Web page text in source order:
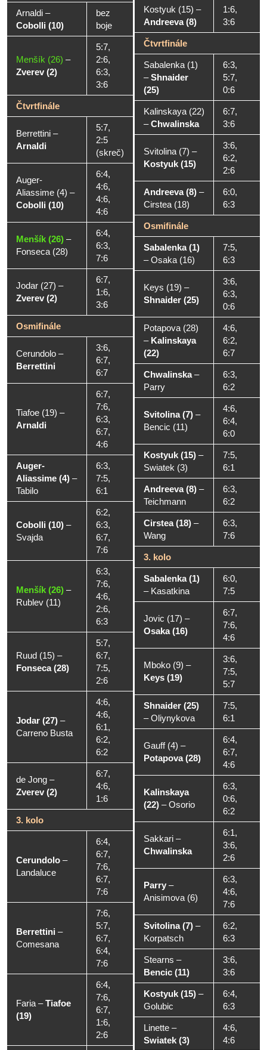
Arnaldi –
Cobolli (10)
bez
boje
Menšík (26) –
Zverev (2)
5:7,
2:6,
6:3,
3:6
Čtvrtfinále
Berrettini –
Arnaldi
5:7,
2:5
(skreč)
Auger-
Aliassime (4) –
Cobolli (10)
6:4,
4:6,
4:6,
4:6
Menšík (26) –
Fonseca (28)
6:4,
6:3,
7:6
Jodar (27) –
Zverev (2)
6:7,
1:6,
3:6
Osmifinále
Cerundolo –
Berrettini
3:6,
6:7,
6:7
Tiafoe (19) –
Arnaldi
6:7,
7:6,
6:3,
6:7,
4:6
Auger-
Aliassime (4) –
Tabilo
6:3,
7:5,
6:1
Cobolli (10) –
Svajda
6:2,
6:3,
6:7,
7:6
Menšík (26) –
Rublev (11)
6:3,
7:6,
4:6,
2:6,
6:3
Ruud (15) –
Fonseca (28)
5:7,
6:7,
7:5,
2:6
Jodar (27) –
Carreno Busta
4:6,
4:6,
6:1,
6:2,
6:2
de Jong –
Zverev (2)
6:7,
4:6,
1:6
3. kolo
Cerundolo –
Landaluce
6:4,
6:7,
7:6,
6:7,
7:6
Berrettini –
Comesana
7:6,
5:7,
6:7,
6:4,
7:6
Faria –Tiafoe
(19)
6:4,
7:6,
6:7,
1:6,
2:6
Kostyuk (15) –
Andreeva (8)
1:6,
3:6
Čtvrtfinále
Sabalenka (1)
–Shnaider
(25)
6:3,
5:7,
0:6
Kalinskaya (22)
–Chwalinska
6:7,
3:6
Svitolina (7) –
Kostyuk (15)
3:6,
6:2,
2:6
Andreeva (8) –
Cirstea (18)
6:0,
6:3
Osmifinále
Sabalenka (1)
–Osaka (16)
7:5,
6:3
Keys (19) –
Shnaider (25)
3:6,
6:3,
0:6
Potapova (28)
– Kalinskaya
(22)
4:6,
6:2,
6:7
Chwalinska–
Parry
6:3,
6:2
Svitolina (7) –
Bencic (11)
4:6,
6:4,
6:0
Kostyuk (15) –
Swiatek (3)
7:5,
6:1
Andreeva (8) –
Teichmann
6:3,
6:2
Cirstea (18) –
Wang
6:3,
7:6
3. kolo
Sabalenka (1)
– Kasatkina
6:0,
7:5
Jovic (17) –
Osaka (16)
6:7,
7:6,
4:6
Mboko (9) –
Keys (19)
3:6,
7:5,
5:7
Shnaider (25)
–Oliynykova
7:5,
6:1
Gauff (4) –
Potapova (28)
6:4,
6:7,
4:6
Kalinskaya
(22) –Osorio
6:3,
0:6,
6:2
Sakkari –
Chwalinska
6:1,
3:6,
2:6
Parry –
Anisimova (6)
6:3,
4:6,
7:6
Svitolina (7) –
Korpatsch
6:2,
6:3
Stearns –
Bencic (11)
3:6,
3:6
Kostyuk (15) –
Golubic
6:4,
6:3
Linette –
Swiatek (3)
4:6,
4:6